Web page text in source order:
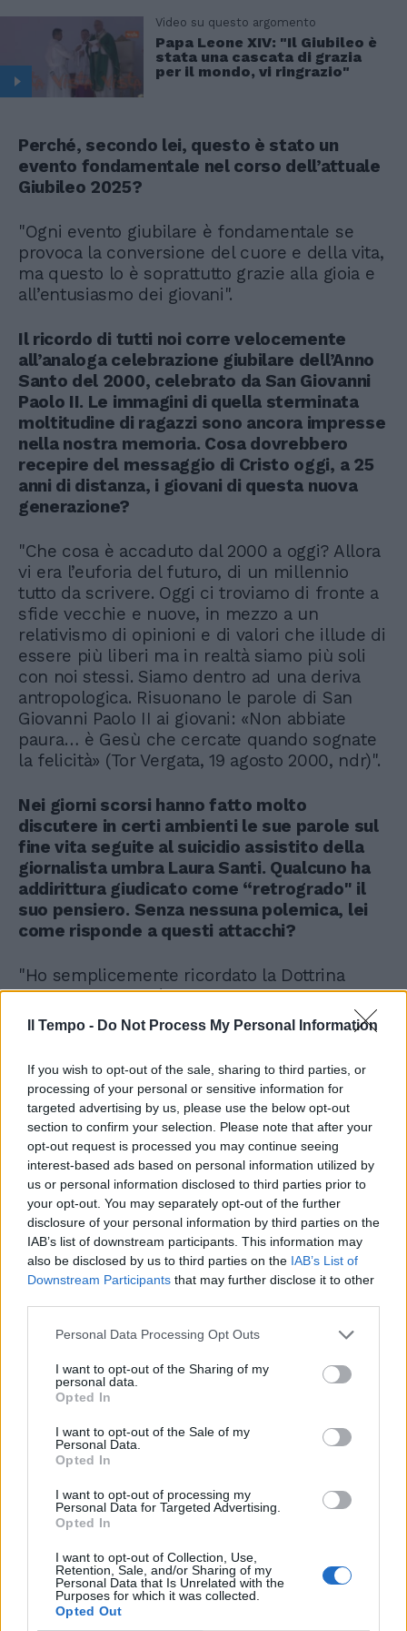
Il Tempo - Do Not Process My Personal Information
If you wish to opt-out of the sale, sharing to third parties, or
processing of your personal or sensitive information for
targeted advertising by us, please use the below opt-out
section to confirm your selection. Please note that after your
opt-out request is processed you may continue seeing
interest-based ads based on personal information utilized by
us or personal information disclosed to third parties prior to
your opt-out. You may separately opt-out of the further
disclosure of your personal information by third parties on the
IAB’s list of downstream participants. This information may
also be disclosed by us to third parties on the IAB’s List of
Downstream Participants that may further disclose it to other
Personal Data Processing Opt Outs
I want to opt-out of the Sharing of my
personal data.
Opted In
I want to opt-out of the Sale of my
Personal Data.
Opted In
I want to opt-out of processing my
Personal Data for Targeted Advertising.
Opted In
I want to opt-out of Collection, Use,
Retention, Sale, and/or Sharing of my
Personal Data that Is Unrelated with the
Purposes for which it was collected.
Opted Out
Video su questo argomento
Papa Leone XIV: "Il Giubileo è
stata una cascata di grazia
per il mondo, vi ringrazio"
Perché, secondo lei, questo è stato un
evento fondamentale nel corso dell’attuale
Giubileo 2025?
"Ogni evento giubilare è fondamentale se
provoca la conversione del cuore e della vita,
ma questo lo è soprattutto grazie alla gioia e
all’entusiasmo dei giovani".
Il ricordo di tutti noi corre velocemente
all’analoga celebrazione giubilare dell’Anno
Santo del 2000, celebrato da San Giovanni
Paolo II. Le immagini di quella sterminata
moltitudine di ragazzi sono ancora impresse
nella nostra memoria. Cosa dovrebbero
recepire del messaggio di Cristo oggi, a 25
anni di distanza, i giovani di questa nuova
generazione?
"Che cosa è accaduto dal 2000 a oggi? Allora
vi era l’euforia del futuro, di un millennio
tutto da scrivere. Oggi ci troviamo di fronte a
sfide vecchie e nuove, in mezzo a un
relativismo di opinioni e di valori che illude di
essere più liberi ma in realtà siamo più soli
con noi stessi. Siamo dentro ad una deriva
antropologica. Risuonano le parole di San
Giovanni Paolo II ai giovani: «Non abbiate
paura… è Gesù che cercate quando sognate
la felicità» (Tor Vergata, 19 agosto 2000, ndr)".
Nei giorni scorsi hanno fatto molto
discutere in certi ambienti le sue parole sul
fine vita seguite al suicidio assistito della
giornalista umbra Laura Santi. Qualcuno ha
addirittura giudicato come “retrogrado" il
suo pensiero. Senza nessuna polemica, lei
come risponde a questi attacchi?
"Ho semplicemente ricordato la Dottrina
della Chiesa che è «madre e maestra di vita»,
come scriveva San Giovanni XXIII".
Video su questo argomento
Papa Leone XIV: "Siamo con i
giovani di Gaza e dell'Ucraina"
Tra pochi giorni, l’8 agosto, ricorreranno tre
mesi esatti dall’elezione al Soglio di Pietro
di Leone XIV. Che impressioni ha di questi
primi cento giorni di pontificato?
"Fin dal primo momento dalla loggia della
Basilica di San Pietro mi ha colpito la sua
suo centro è Cristo. Se le turbolenze
inevitabili della vita di tutti non trovano un
restiamo interiormente divisi. È difficile
anche valutare, decidere o governare".
Tanti cattolici credono che con Leone la
Chiesa sia tornata finalmente nella scia di
quella storia e di quella tradizione che la